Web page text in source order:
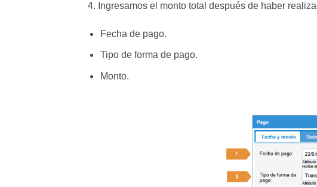
4. Ingresamos el monto total después de haber
Fecha de pago.
Tipo de forma de pago.
Monto.